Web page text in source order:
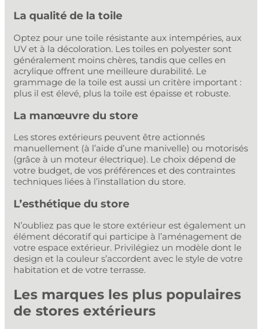
La qualité de la toile
Optez pour une toile résistante aux intempéries, aux
UV et à la décoloration. Les toiles en polyester sont
généralement moins chères, tandis que celles en
acrylique offrent une meilleure durabilité. Le
grammage de la toile est aussi un critère important :
plus il est élevé, plus la toile est épaisse et robuste.
La manœuvre du store
Les stores extérieurs peuvent être actionnés
manuellement (à l’aide d’une manivelle) ou motorisés
(grâce à un moteur électrique). Le choix dépend de
votre budget, de vos préférences et des contraintes
techniques liées à l’installation du store.
L’esthétique du store
N’oubliez pas que le store extérieur est également un
élément décoratif qui participe à l’aménagement de
votre espace extérieur. Privilégiez un modèle dont le
design et la couleur s’accordent avec le style de votre
habitation et de votre terrasse.
Les marques les plus populaires
de stores extérieurs